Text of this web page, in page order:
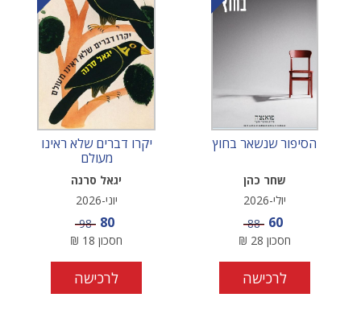
הסיפור שנשאר בחוץ
שחר כהן
יולי-2026
מחיר מבצע
60 מחיר
88
חסכון 28
₪
לרכישה
יקרו דברים שלא ראינו
מעולם
יגאל סרנה
יוני-2026
מחיר מבצע
80 מחיר
98
חסכון 18
₪
לרכישה